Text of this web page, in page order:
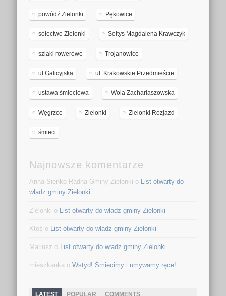
powódź Zielonki Pękowice
sołectwo Zielonki Sołtys Magdalena Krawczyk
szlaki rowerowe Trojanowice
ul.Galicyjska ul. Krakowskie Przedmieście
ustawa śmieciowa Wola Zachariaszowska
Węgrzce Zielonki Zielonki Rozjazd
śmieci
Najnowsze komentarze
Anna Sieńko Radna Gminy Zielonki o
List otwarty do
władz gminy Zielonki
Zielonki o List otwarty do władz gminy Zielonki
Ktoś o List otwarty do władz gminy Zielonki
Mariusz o List otwarty do władz gminy Zielonki
mieszkanka oWstyd! Śmiecimy i umywamy ręce!
LATEST POPULAR COMMENTS